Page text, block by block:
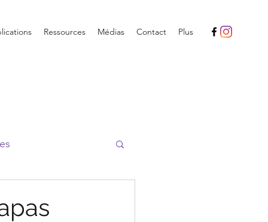
Ressources Médias Contact Plus